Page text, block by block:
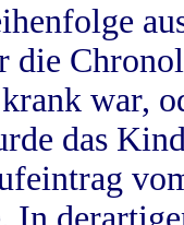
die
war,
das